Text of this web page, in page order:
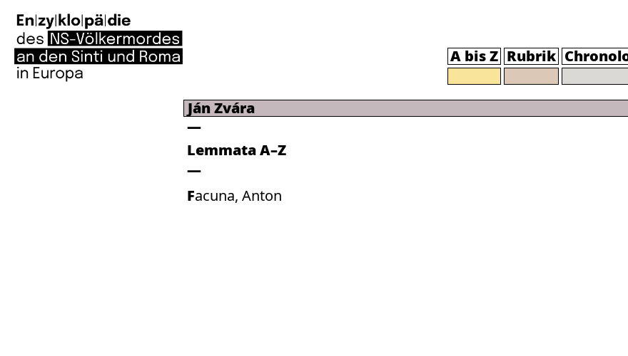
A bis Z Rubrik
Ján Zvára
Lemmata A–Z
Facuna, Anton